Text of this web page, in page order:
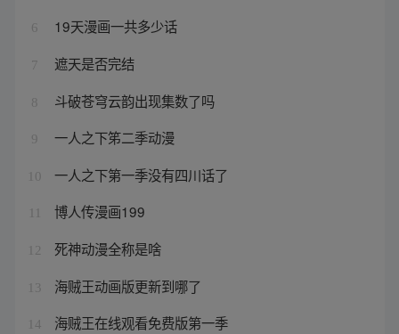
6 19天漫画一共多少话
7 遮天是否完结
8 斗破苍穹云韵出现集数了吗
9 一人之下笫二季动漫
10 一人之下第一季没有四川话了
博人传漫画199
12 死神动漫全称是啥
13 海贼王动画版更新到哪了
14 海贼王在线观看免费版第一季